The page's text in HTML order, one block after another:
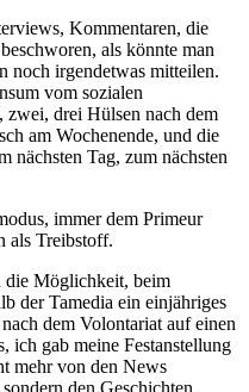
Kommentaren, die
als könnte man
noch irgendetwas mitteilen.
vom sozialen
zwei, drei Hülsen nach dem
am Wochenende, und die
nächsten Tag, zum nächsten
immer dem Primeur
als Treibstoff.
die Möglichkeit, beim
der Tamedia ein einjähriges
dem Volontariat auf einen
ich gab meine Festanstellung
mehr von den News